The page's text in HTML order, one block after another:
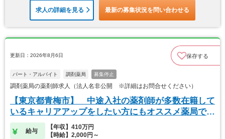
求人の詳細を見る 最新の募集状況を問い合わせる
更新日：2026年8月6日 保存する
パート・アルバイト 調剤薬局 募集停止
調剤薬局の薬剤師求人（法人名非公開 ※詳細はお問合せください）
【東京都青梅市】 中途入社の薬剤師が多数在籍して
いるキャリアアップをしたい方にもオススメ薬局で
す！
給与
【年収】410万円
【時給】2,000円～